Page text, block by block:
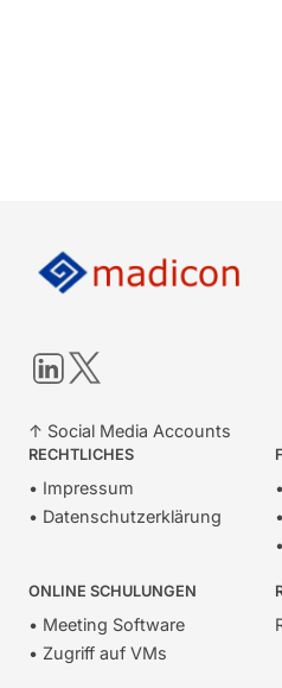
LinkedIn
Twitter
↑ Social Media Accounts
RECHTLICHES
• Impressum
• Datenschutzerklärung
ONLINE SCHULUNGEN
• Meeting Software
• Zugriff auf VMs